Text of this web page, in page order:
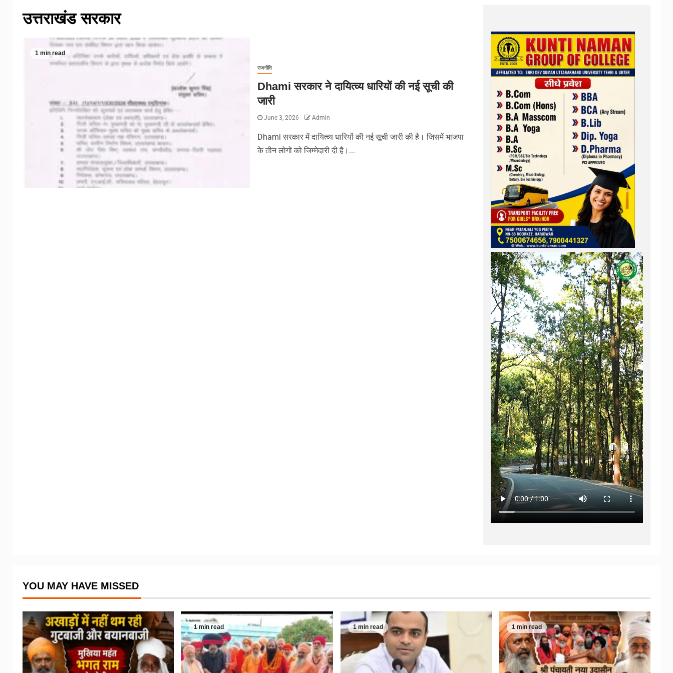
उत्तराखंड सरकार
1 min read
राजनीति
Dhami सरकार ने दायित्व्य धारियों की नई सूची की
जारी
June 3, 2026 Admin
Dhami सरकार में दायित्व्य धारियों की नई सूची जारी की है। जिसमें भाजपा
के तीन लोगों को जिम्मेदारी दी है।...
YOU MAY HAVE MISSED
1 min read 1 min read 1 min read